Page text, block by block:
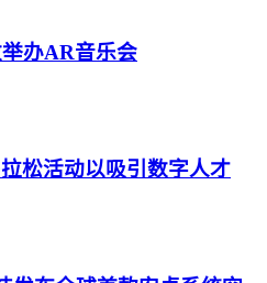
办AR音乐会
松活动以吸引数字人才